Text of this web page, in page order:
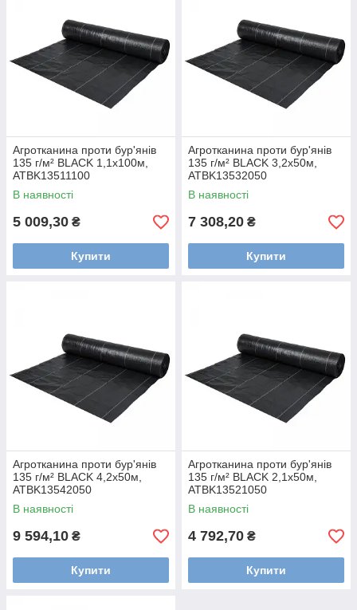
Агротканина проти бур'янів
135 г/м² BLACK 1,1х100м,
ATBK13511100
В наявності
5 009,30 ₴
Купити
Агротканина проти бур'янів
135 г/м² BLACK 3,2х50м,
ATBK13532050
В наявності
7 308,20 ₴
Купити
Агротканина проти бур'янів
135 г/м² BLACK 4,2х50м,
ATBK13542050
В наявності
9 594,10 ₴
Купити
Агротканина проти бур'янів
135 г/м² BLACK 2,1х50м,
ATBK13521050
В наявності
4 792,70 ₴
Купити